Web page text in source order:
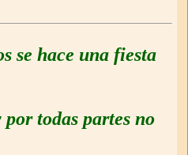
se hace una fiesta
todas partes no